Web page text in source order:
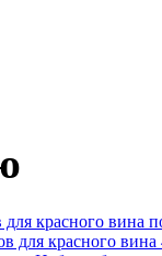
красного вина
для красного